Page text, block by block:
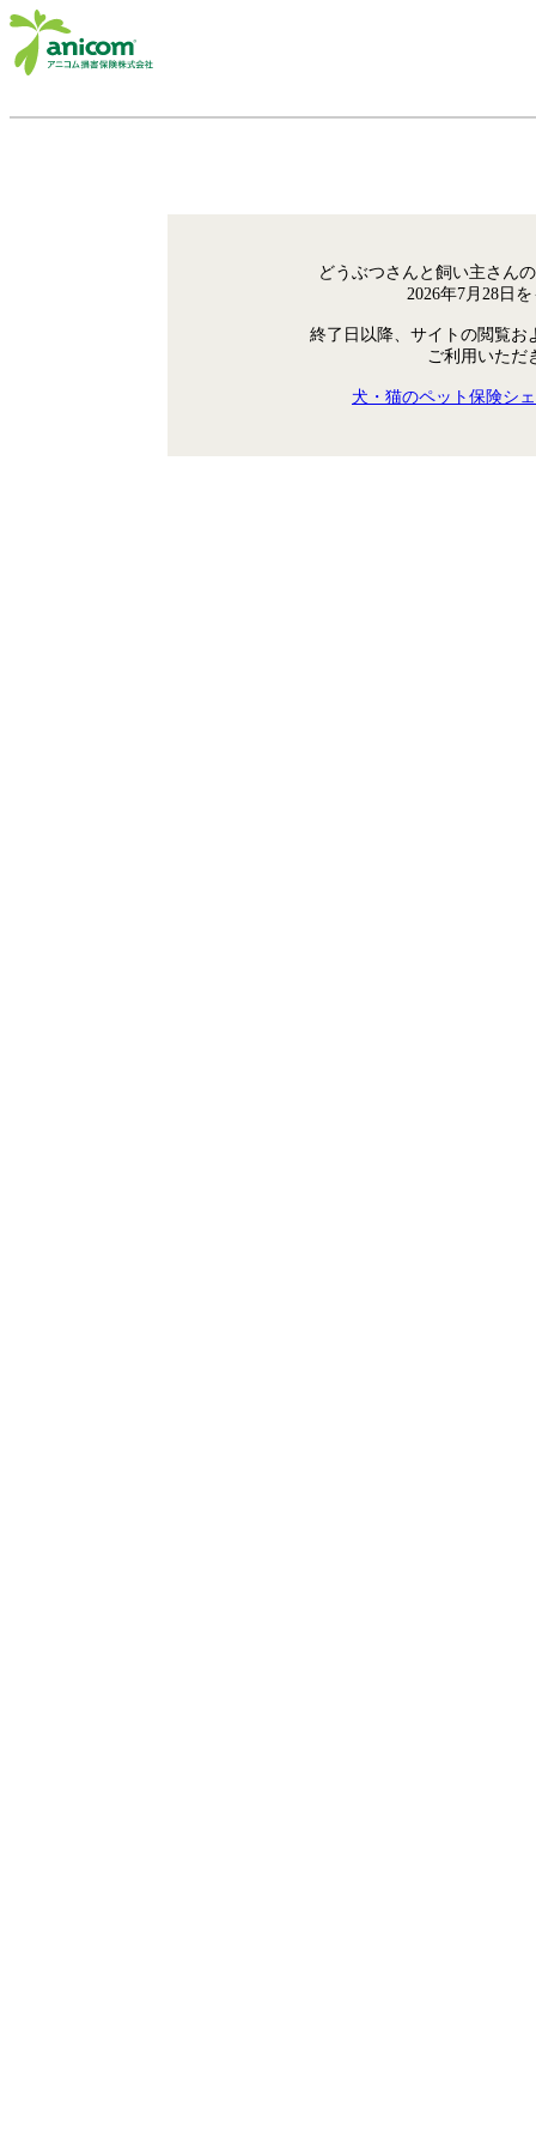
どうぶつさんと飼い主さん
2026年7月28日
終了日以降、サイトの閲覧お
ご利用いただ
犬・猫のペット保険シ